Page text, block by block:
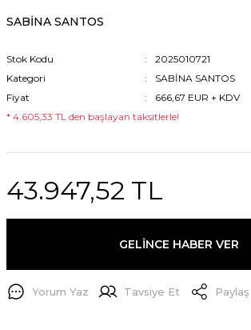
SABİNA SANTOS
Stok Kodu
2025010721
Kategori
SABİNA SANTOS
Fiyat
666,67 EUR + KDV
* 4.605,33 TL den başlayan taksitlerle!
43.947,52 TL
GELİNCE HABER VER
Yorum Yaz Tavsiye Et Paylaş